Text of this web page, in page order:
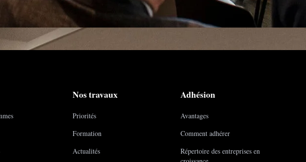
Nos travaux
Priorités
Formation
Actualités
Adhésion
Avantages
Comment adhérer
Répertoire des entreprises en